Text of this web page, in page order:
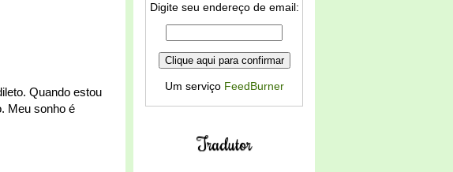
Quando estou
Meu sonho é
Digite seu endereço de email:
Um serviço FeedBurner
Tradutor